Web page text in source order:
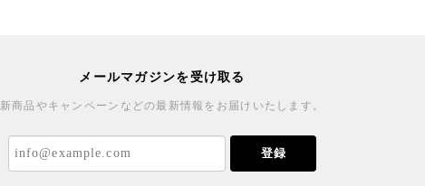
メールマガジンを受け取る
新商品やキャンペーンなどの最新情報をお届けいたします。
登録